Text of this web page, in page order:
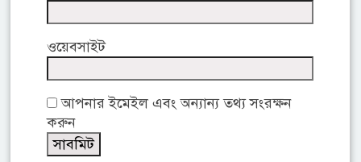
ওয়েবসাইট
আপনার ইমেইল এবং অন্যান্য তথ্য সংরক্ষন
করুন